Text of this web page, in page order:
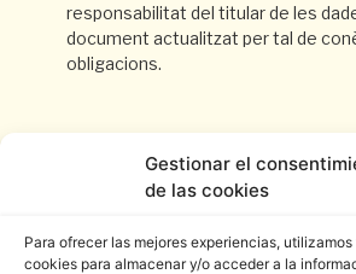
Gestionar el
de las cookies
Para ofrecer las mejores experiencias,
cookies para almacenar y/o acceder a la
responsabilitat del titular de les
document actualitzat per tal de
obligacions.
Política de cookies
Política de Privacitat